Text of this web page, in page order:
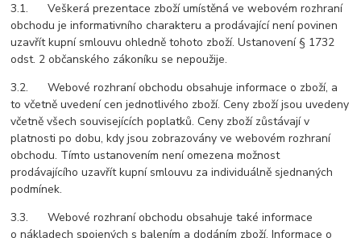
3.1. Veškerá prezentace zboží umístěná ve webovém rozhraní
obchodu je informativního charakteru a prodávající není povinen
uzavřít kupní smlouvu ohledně tohoto zboží. Ustanovení § 1732
odst. 2 občanského zákoníku se nepoužije.
3.2. Webové rozhraní obchodu obsahuje informace o zboží, a
to včetně uvedení cen jednotlivého zboží. Ceny zboží jsou uvedeny
včetně všech souvisejících poplatků. Ceny zboží zůstávají v
platnosti po dobu, kdy jsou zobrazovány ve webovém rozhraní
obchodu. Tímto ustanovením není omezena možnost
prodávajícího uzavřít kupní smlouvu za individuálně sjednaných
podmínek.
3.3. Webové rozhraní obchodu obsahuje také informace
o nákladech spojených s balením a dodáním zboží. Informace o